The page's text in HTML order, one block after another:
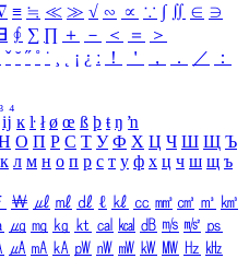
≡ ≒ ≪ ≫ √ ∽ ∝ ∵ ∫ ∬ ∈ ∋
∮ ∑ ∏ ＋ － ＜ ＝
＞
ˇ ˘ ˝ ˚ ˙ ¸ ¡ ¿ ː ！ ＇ ， ． ／
：
₃ ₄
ĳ ĸ ŀ ł ø œ ß þ ŧ ŋ ŉ
О П Р С Т У Ф Х Ц Ч Ш Щ Ъ
к л м н о п р с т у ф х ц ч ш щ ъ
￦ ㎕ ㎖ ㎗ ℓ ㎘ ㏄ ㎣ ㎤ ㎥ ㎦
㎍ ㎎ ㎏ ㏏ ㎈ ㎉ ㏈ ㎧ ㎨ ㎰
㎂ ㎃ ㎄ ㎺ ㎻ ㎽ ㎾ ㎿ ㎐ ㎑